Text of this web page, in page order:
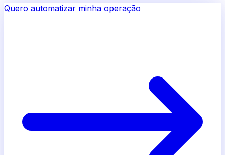
Quero automatizar minha operação